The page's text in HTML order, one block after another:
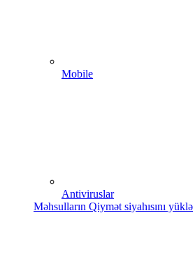
Mobile
Antiviruslar
Məhsulların Qiymət siyahısını yüklə